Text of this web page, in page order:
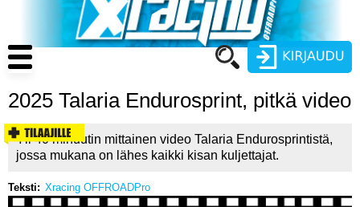
Käyttäjätunnus
Salasana
Main
navigation
ENDURO
MOTOCROSS
2025 Talaria Endurosprint, pitkä video
Yli 40 minuutin mittainen video Talaria Endurosprintistä,
jossa mukana on lähes kaikki kisan kuljettajat.
Teksti Xracing OFFROADPro